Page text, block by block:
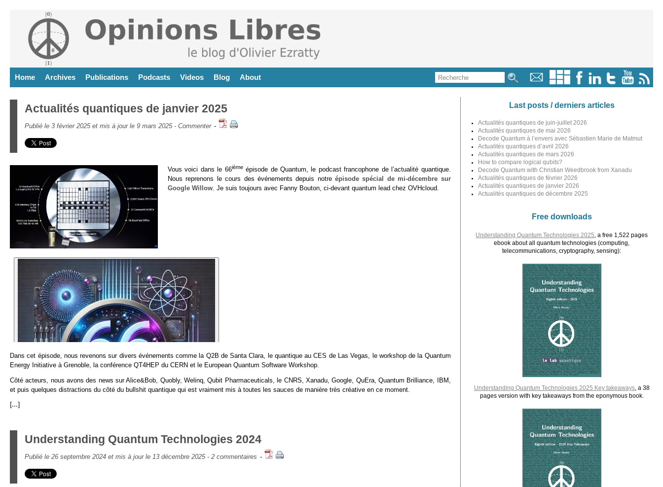
Home Archives Publications Podcasts Videos Blog About
Actualités quantiques de janvier 2025
Publié le 3 février 2025 et mis à jour le 9 mars 2025 - Commenter -
Vous voici dans le 66ièmeépisode de Quantum, le podcast francophone de l’actualité quantique.
Nous reprenons le cours des événements depuis notreépisode spécial de mi-décembre sur
Google Willow. Je suis toujours avec Fanny Bouton, ci-devant quantum lead chez OVHcloud.
Dans cet épisode, nous revenons sur divers événements comme la Q2B de Santa Clara, le quantique au CES de Las Vegas, le workshop de la Quantum
Energy Initiative à Grenoble, la conférence QT4HEP du CERN et le European Quantum Software Workshop.
Côté acteurs, nous avons des news sur Alice&Bob, Quobly, Welinq, Qubit Pharmaceuticals, le CNRS, Xanadu, Google, QuEra, Quantum Brilliance, IBM,
et puis quelques distractions du côté du bullshit quantique qui est vraiment mis à toutes les sauces de manière très créative en ce moment.
[...]
Understanding Quantum Technologies 2024
Publié le 26 septembre 2024 et mis à jour le 13 décembre 2025 - 2 commentaires -
Last posts / derniers articles
Actualités quantiques de juin-juillet 2026
Actualités quantiques de mai 2026
Decode Quantum à l’envers avec Sébastien Marie de Matmut
Actualités quantiques d’avril 2026
Actualités quantiques de mars 2026
How to compare logical qubits?
Decode Quantum with Christian Weedbrook from Xanadu
Actualités quantiques de février 2026
Actualités quantiques de janvier 2026
Actualités quantiques de décembre 2025
Free downloads
Understanding Quantum Technologies 2025 , a free 1,522 pages
ebook about all quantum technologies (computing,
telecommunications, cryptography, sensing):
Understanding Quantum Technologies 2025 Key takeaways, a 38
pages version with key takeaways from the eponymous book.